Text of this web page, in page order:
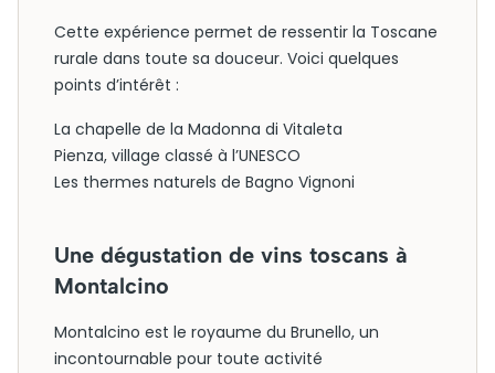
Cette expérience permet de ressentir la Toscane
rurale dans toute sa douceur. Voici quelques
points d’intérêt :
La chapelle de la Madonna di Vitaleta
Pienza, village classé à l’UNESCO
Les thermes naturels de Bagno Vignoni
Une dégustation de vins toscans à
Montalcino
Montalcino est le royaume du Brunello, un
incontournable pour toute activité